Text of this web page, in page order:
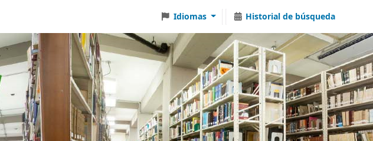
Idiomas Historial de búsqueda